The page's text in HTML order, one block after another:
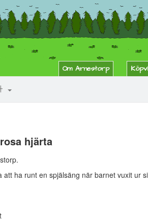
Om Arnestorp
hjärta
att ha runt en spjälsäng när barnet vuxit ur